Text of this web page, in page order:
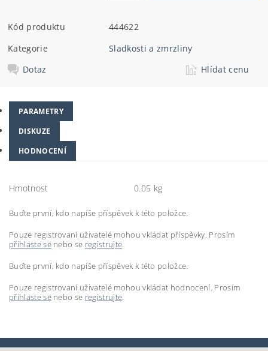
Kód produktu
444622
Kategorie
Sladkosti a zmrzliny
Dotaz
Hlídat cenu
PARAMETRY
DISKUZE
HODNOCENÍ
Hmotnost 0.05 kg
Buďte první, kdo napíše příspěvek k této položce.
Pouze registrovaní uživatelé mohou vkládat příspěvky. Prosím
přihlaste senebo se registrujte.
Buďte první, kdo napíše příspěvek k této položce.
Pouze registrovaní uživatelé mohou vkládat hodnocení. Prosím
přihlaste senebo se registrujte.